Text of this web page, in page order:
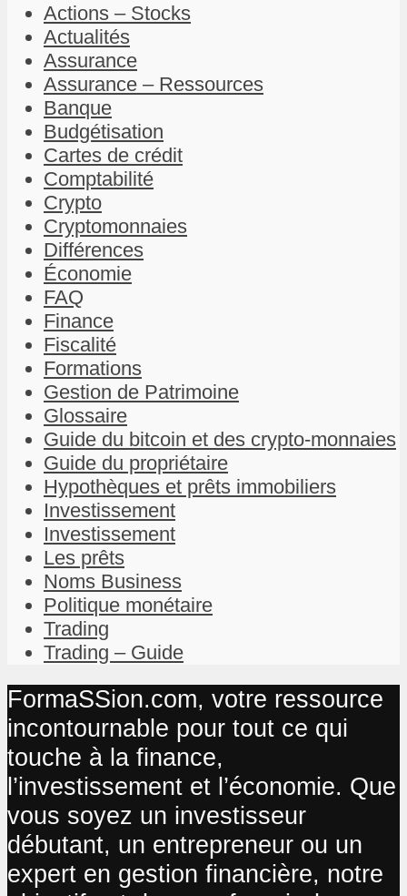
Actions – Stocks
Actualités
Assurance
Assurance – Ressources
Banque
Budgétisation
Cartes de crédit
Comptabilité
Crypto
Cryptomonnaies
Différences
Économie
FAQ
Finance
Fiscalité
Formations
Gestion de Patrimoine
Glossaire
Guide du bitcoin et des crypto-monnaies
Guide du propriétaire
Hypothèques et prêts immobiliers
Investissement
Investissement
Les prêts
Noms Business
Politique monétaire
Trading
Trading – Guide
FormaSSion.com, votre ressource
incontournable pour tout ce qui
touche à la finance,
l’investissement et l’économie. Que
vous soyez un investisseur
débutant, un entrepreneur ou un
expert en gestion financière, notre